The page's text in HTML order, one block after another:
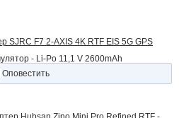
SJRC F7 2-AXIS 4K RTF EIS 5G GPS
- Li-Po 11,1 V 2600mAh
Оповестить